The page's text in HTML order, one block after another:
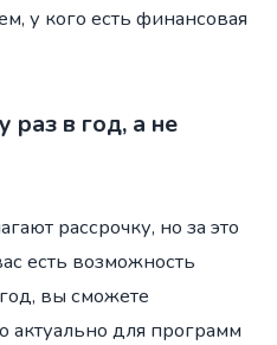
у кого есть финансовая
раз в год, а не
рассрочку, но за это
есть возможность
вы сможете
актуально для программ